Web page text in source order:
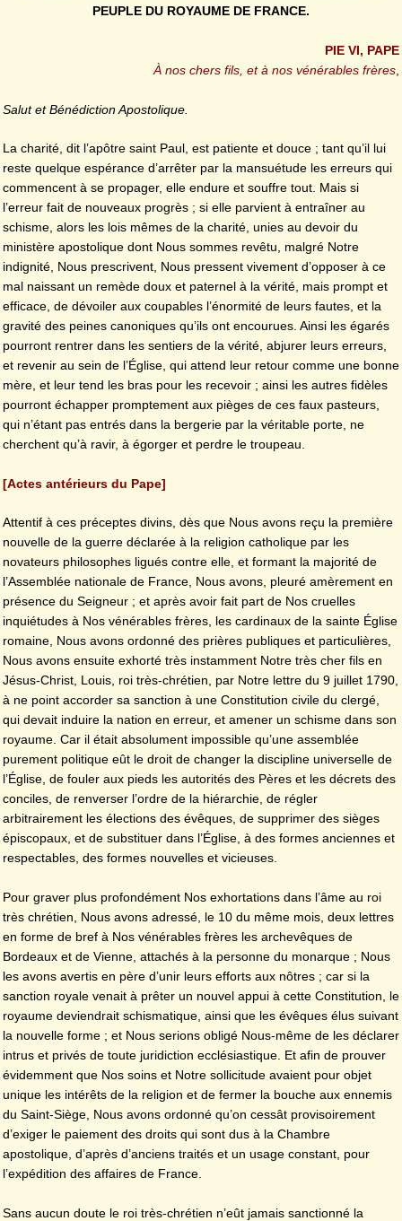
PEUPLE DU ROYAUME DE FRANCE.
PIE VI, PAPE
À nos chers fils, et à nos vénérables frères
Salut et Bénédiction Apostolique.
La charité, dit l’apôtre saint Paul, est patiente et douce ; tant qu’il lui
reste quelque espérance d’arrêter par la mansuétude les erreurs qui
commencent à se propager, elle endure et souffre tout. Mais si
l’erreur fait de nouveaux progrès ; si elle parvient à entraîner au
schisme, alors les lois mêmes de la charité, unies au devoir du
ministère apostolique dont Nous sommes revêtu, malgré Notre
indignité, Nous prescrivent, Nous pressent vivement d’opposer à ce
mal naissant un remède doux et paternel à la vérité, mais prompt et
efficace, de dévoiler aux coupables l’énormité de leurs fautes, et la
gravité des peines canoniques qu’ils ont encourues. Ainsi les égarés
pourront rentrer dans les sentiers de la vérité, abjurer leurs erreurs,
et revenir au sein de l’Église, qui attend leur retour comme une bonne
mère, et leur tend les bras pour les recevoir ; ainsi les autres fidèles
pourront échapper promptement aux pièges de ces faux pasteurs,
qui n’étant pas entrés dans la bergerie par la véritable porte, ne
cherchent qu’à ravir, à égorger et perdre le troupeau.
[Actes antérieurs du Pape]
Attentif à ces préceptes divins, dès que Nous avons reçu la première
nouvelle de la guerre déclarée à la religion catholique par les
novateurs philosophes ligués contre elle, et formant la majorité de
l’Assemblée nationale de France, Nous avons, pleuré amèrement en
présence du Seigneur ; et après avoir fait part de Nos cruelles
inquiétudes à Nos vénérables frères, les cardinaux de la sainte Église
romaine, Nous avons ordonné des prières publiques et particulières,
Nous avons ensuite exhorté très instamment Notre très cher fils en
Jésus-Christ, Louis, roi très-chrétien, par Notre lettre du 9 juillet 1790,
à ne point accorder sa sanction à une Constitution civile du clergé,
qui devait induire la nation en erreur, et amener un schisme dans son
royaume. Car il était absolument impossible qu’une assemblée
purement politique eût le droit de changer la discipline universelle de
l’Église, de fouler aux pieds les autorités des Pères et les décrets des
conciles, de renverser l’ordre de la hiérarchie, de régler
arbitrairement les élections des évêques, de supprimer des sièges
épiscopaux, et de substituer dans l’Église, à des formes anciennes et
respectables, des formes nouvelles et vicieuses.
Pour graver plus profondément Nos exhortations dans l’âme au roi
très chrétien, Nous avons adressé, le 10 du même mois, deux lettres
en forme de bref à Nos vénérables frères les archevêques de
Bordeaux et de Vienne, attachés à la personne du monarque ; Nous
les avons avertis en père d’unir leurs efforts aux nôtres ; car si la
sanction royale venait à prêter un nouvel appui à cette Constitution, le
royaume deviendrait schismatique, ainsi que les évêques élus suivant
la nouvelle forme ; et Nous serions obligé Nous-même de les déclarer
intrus et privés de toute juridiction ecclésiastique. Et afin de prouver
évidemment que Nos soins et Notre sollicitude avaient pour objet
unique les intérêts de la religion et de fermer la bouche aux ennemis
du Saint-Siège, Nous avons ordonné qu’on cessât provisoirement
d’exiger le paiement des droits qui sont dus à la Chambre
apostolique, d’après d’anciens traités et un usage constant, pour
l’expédition des affaires de France.
Sans aucun doute le roi très-chrétien n’eût jamais sanctionné la